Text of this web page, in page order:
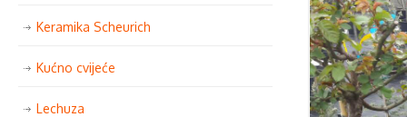
Keramika Scheurich
Kućno cvijeće
Lechuza